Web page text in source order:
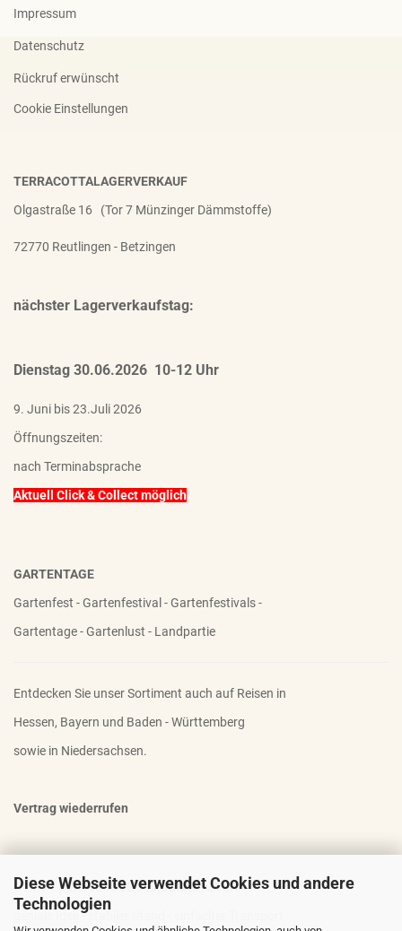
Diese Webseite verwendet Cookies und andere
Technologien
Impressum
Datenschutz
Rückruf erwünscht
Cookie Einstellungen
TERRACOTTALAGERVERKAUF
Olgastraße 16 (Tor 7 Münzinger Dämmstoffe)
72770 Reutlingen - Betzingen
nächster Lagerverkaufstag:
Dienstag 30.06.2026 10-12 Uhr
9. Juni bis 23.Juli 2026
Öffnungszeiten:
nach Terminabsprache
Aktuell Click & Collect möglich
GARTENTAGE
Gartenfest - Gartenfestival - Gartenfestivals -
Gartentage - Gartenlust - Landpartie
Entdecken Sie unser Sortiment auch auf Reisen in
Hessen, Bayern und Baden - Württemberg
sowie in Niedersachsen.
Vertrag wiederrufen
OTTO - DER FAMOSE STAUDENHALTER
geniale Idee - stabiler Stand - einfacher Transport